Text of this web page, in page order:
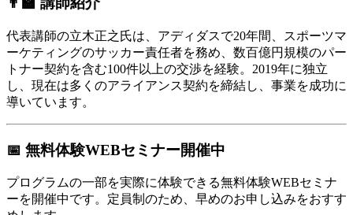
代表講師の立木正之氏は、アディダスで20年間、スポーツマ
ーケティングのサッカー責任者を務め、数百億円規模のパー
トナー契約を含む100件以上の交渉を経験。​2019年に独立
し、現在は多くのアライアンス契約を締結し、事業を成功に
導いています。​
📅 無料体験WEBセミナー開催中
プログラムの一部を実際に体験できる無料体験WEBセミナ
ーを開催中です。​定員制のため、早めのお申し込みをおすす